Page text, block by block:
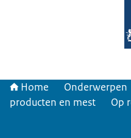
Home Onderwerpen
producten en mest
Op